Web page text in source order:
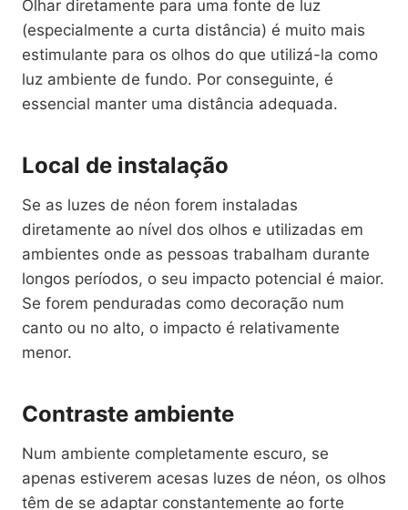
Olhar diretamente para uma fonte de luz
(especialmente a curta distância) é muito mais
estimulante para os olhos do que utilizá-la como
luz ambiente de fundo. Por conseguinte, é
essencial manter uma distância adequada.
Local de instalação
Se as luzes de néon forem instaladas
diretamente ao nível dos olhos e utilizadas em
ambientes onde as pessoas trabalham durante
longos períodos, o seu impacto potencial é maior.
Se forem penduradas como decoração num
canto ou no alto, o impacto é relativamente
menor.
Contraste ambiente
Num ambiente completamente escuro, se
apenas estiverem acesas luzes de néon, os olhos
têm de se adaptar constantemente ao forte